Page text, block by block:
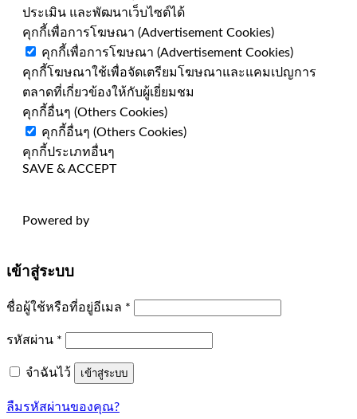
ประเมิน และพัฒนาเว็บไซต์ได้
คุกกี้เพื่อการโฆษณา (Advertisement Cookies)
คุกกี้เพื่อการโฆษณา (Advertisement Cookies)
คุกกี้โฆษณาใช้เพื่อจัดเตรียมโฆษณาและแคมเปญการ
ตลาดที่เกี่ยวข้องให้กับผู้เยี่ยมชม
คุกกี้อื่นๆ (Others Cookies)
คุกกี้อื่นๆ (Others Cookies)
คุกกี้ประเภทอื่นๆ
SAVE & ACCEPT
Powered by
เข้าสู่ระบบ
ชื่อผู้ใช้หรือที่อยู่อีเมล *
รหัสผ่าน *
จำฉันไว้ เข้าสู่ระบบ
ลืมรหัสผ่านของคุณ?